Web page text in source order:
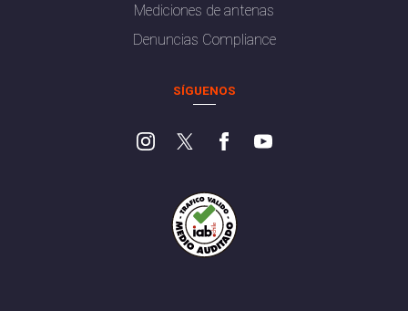
Mediciones de antenas
Denuncias Compliance
SÍGUENOS